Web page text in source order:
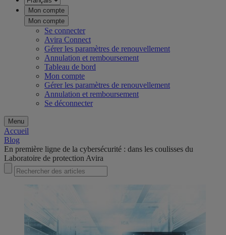
Mon compte
Mon compte
Se connecter
Avira Connect
Gérer les paramètres de renouvellement
Annulation et remboursement
Tableau de bord
Mon compte
Gérer les paramètres de renouvellement
Annulation et remboursement
Se déconnecter
Menu
Accueil
Blog
En première ligne de la cybersécurité : dans les coulisses du
Laboratoire de protection Avira